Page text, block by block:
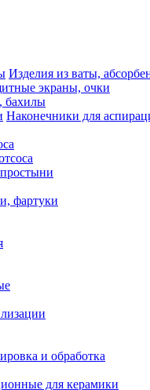
Изделия из ваты,
экраны, очки
бахилы
Наконечники для
фартуки
и обработка
для керамики